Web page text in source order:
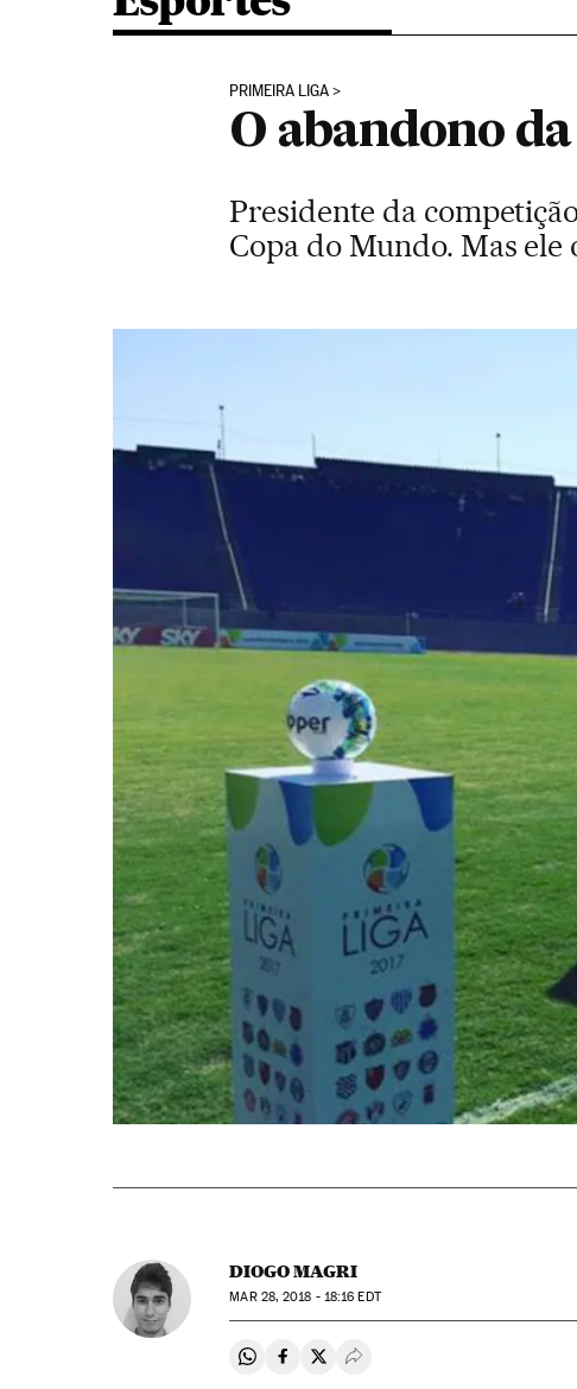
PRIMEIRA LIGA
O abandono
Presidente da
Copa do Mundo. Mas ele
DIOGO MAGRI
MAR28, 2018 - 18:16 EDT
Compartir en Whatsapp
Compartir en Facebook
Compartir en Twitter
Desplegar Redes Sociales